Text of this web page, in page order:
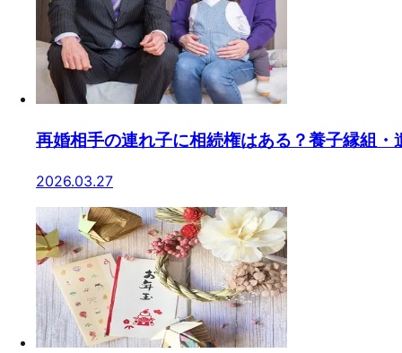
再婚相手の連れ子に相続権はある？養子縁組
2026.03.27